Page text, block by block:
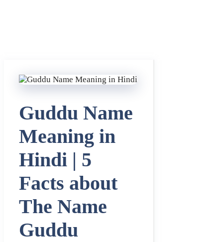
Guddu Name
Meaning in
Hindi | 5
Facts about
The Name
Guddu